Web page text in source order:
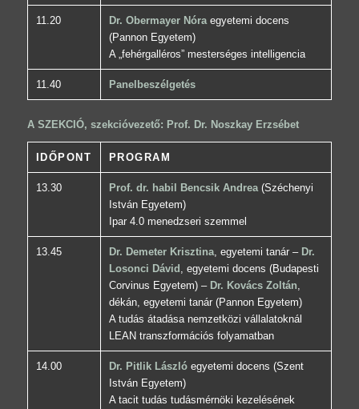
11.20 Dr. Obermayer Nóraegyetemi docens
(Pannon Egyetem)
A „fehérgalléros” mesterséges intelligencia
11.40 Panelbeszélgetés
A SZEKCIÓ, szekcióvezető: Prof. Dr. Noszkay Erzsébet
IDŐPONT PROGRAM
13.30 Prof. dr. habil Bencsik Andrea(Széchenyi
István Egyetem)
Ipar 4.0 menedzseri szemmel
13.45 Dr. Demeter Krisztina, egyetemi tanár – Dr.
Losonci Dávid , egyetemi docens (Budapesti
Corvinus Egyetem) – Dr. Kovács Zoltán,
dékán, egyetemi tanár (Pannon Egyetem)
A tudás átadása nemzetközi vállalatoknál
LEAN transzformációs folyamatban
14.00 Dr. Pitlik Lászlóegyetemi docens (Szent
István Egyetem)
A tacit tudás tudásmérnöki kezelésének